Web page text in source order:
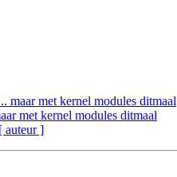
maar met kernel modules ditmaal
met kernel modules ditmaal
[ auteur ]